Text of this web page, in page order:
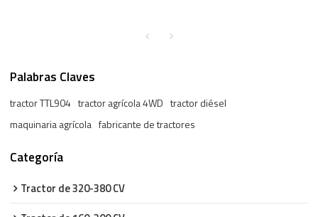
Palabras Claves
tractor TTL904 tractor agrícola 4WD tractor diésel
maquinaria agrícola fabricante de tractores
Categoría
Tractor de 320-380 CV